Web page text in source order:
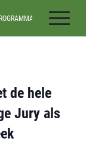
de hele
Jury als